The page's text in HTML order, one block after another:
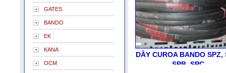
GATES
BANDO
EK
KANA
OCM
DÂY CUROA BANDO SPZ,
SPB, SPC